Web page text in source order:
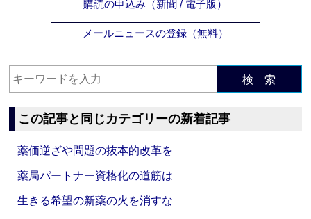
購読の申込み（新聞 / 電子版）
メールニュースの登録（無料）
検 索
この記事と同じカテゴリーの新着記事
薬価逆ざや問題の抜本的改革を
薬局パートナー資格化の道筋は
生きる希望の新薬の火を消すな